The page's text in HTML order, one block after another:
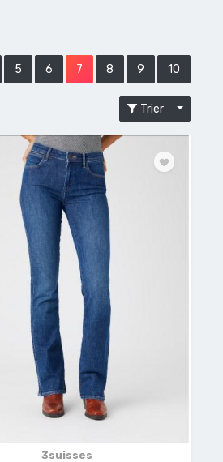
5 6 7 8 9 10
Trier
3suisses